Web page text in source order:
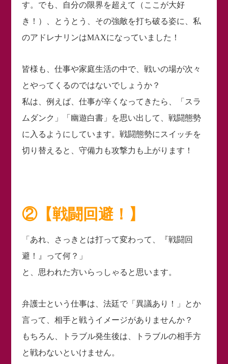
す。でも、自分の限界を超えて（ここが大好
き！）、とうとう、その強敵を打ち破る姿に、私
のアドレナリンはMAXになっていました！
皆様も、仕事や家庭生活の中で、戦いの場が次々
とやってくるのではないでしょうか？
私は、例えば、仕事が辛くなってきたら、「スラ
ムダンク」「幽遊白書」を思い出して、戦闘態勢
に入るようにしています。戦闘態勢にスイッチを
切り替えると、守備力も攻撃力も上がります！
②【戦闘回避！】
「あれ、さっきとは打って変わって、『戦闘回
避！』って何？」
と、思われた方いらっしゃると思います。
弁護士という仕事は、法廷で「異議あり！」とか
言って、相手と戦うイメージがありませんか？
もちろん、トラブル発生後は、トラブルの相手方
と戦わないといけません。